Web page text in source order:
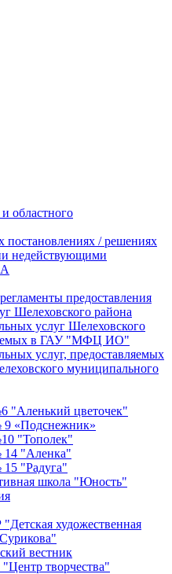
областного
постановлениях / решениях
недействующими
предоставления
Шелеховского района
услуг Шелеховского
в ГАУ "МФЦ ИО"
услуг, предоставляемых
муниципального
"Аленький цветочек"
9 «Подснежник»
"Тополек"
14 "Аленка"
"Радуга"
школа "Юность"
художественная
вестник
творчества"